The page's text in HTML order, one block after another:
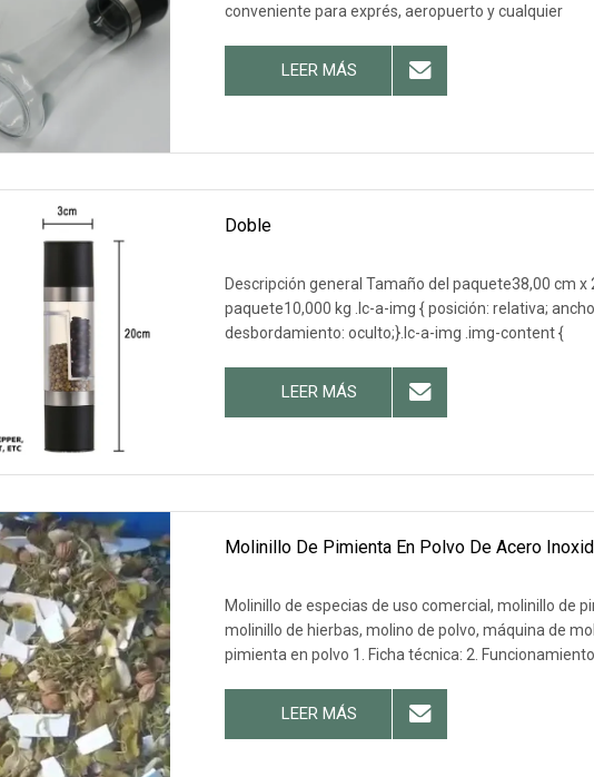
conveniente para exprés, aeropuerto y cualquier
LEER MÁS
Doble
Descripción general Tamaño del paquete38,00 cm x
paquete10,000 kg .lc-a-img { posición: relativa;
desbordamiento: oculto;}.lc-a-img .img-content {
LEER MÁS
Molinillo De Pimienta En Polvo De Acero
Molinillo de especias de uso comercial, molinillo de
molinillo de hierbas, molino de polvo, máquina de
pimienta en polvo 1. Ficha técnica: 2. Funcionamiento
LEER MÁS